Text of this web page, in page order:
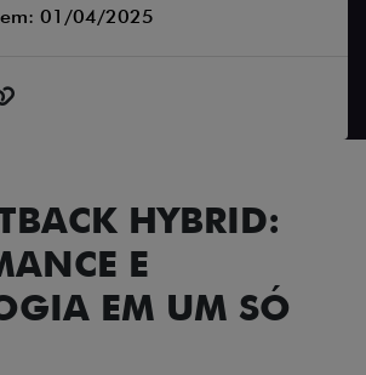
01/04/2025
HYBRID:
E
EM UM SÓ